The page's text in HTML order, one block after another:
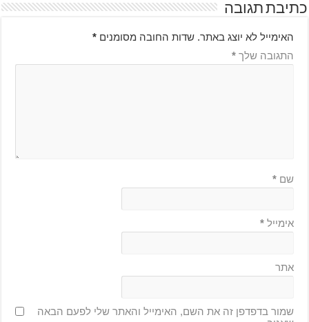
כתיבת תגובה
האימייל לא יוצג באתר. שדות החובה מסומנים*
התגובה שלך*
שם*
אימייל*
אתר
שמור בדפדפן זה את השם, האימייל והאתר שלי לפעם הבאה